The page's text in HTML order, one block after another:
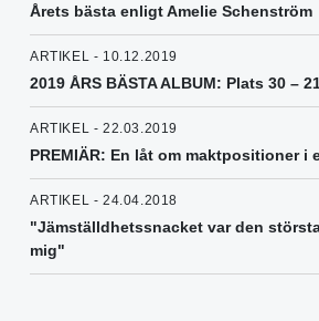
Årets bästa enligt Amelie Schenström
ARTIKEL - 10.12.2019
2019 ÅRS BÄSTA ALBUM: Plats 30 –
ARTIKEL - 22.03.2019
PREMIÄR: En låt om maktpositioner i
ARTIKEL - 24.04.2018
"Jämställdhetssnacket var den
mig"